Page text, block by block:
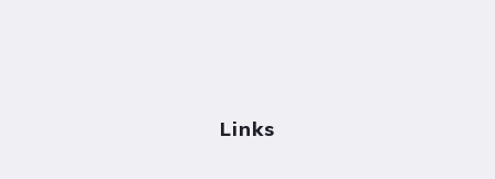
Links